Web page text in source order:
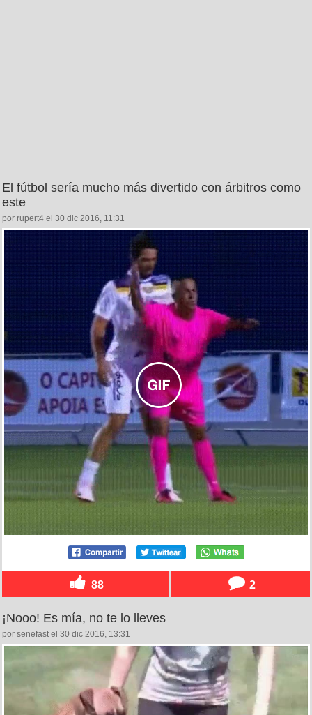
El fútbol sería mucho más divertido con árbitros como
este
por rupert4 el 30 dic 2016, 11:31
88 2
¡Nooo! Es mía, no te lo lleves
por senefast el 30 dic 2016, 13:31